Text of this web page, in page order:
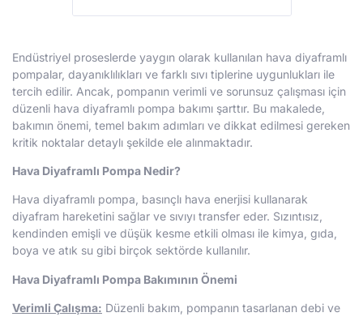
Endüstriyel proseslerde yaygın olarak kullanılan hava diyaframlı
pompalar, dayanıklılıkları ve farklı sıvı tiplerine uygunlukları ile
tercih edilir. Ancak, pompanın verimli ve sorunsuz çalışması için
düzenli hava diyaframlı pompa bakımı şarttır. Bu makalede,
bakımın önemi, temel bakım adımları ve dikkat edilmesi gereken
kritik noktalar detaylı şekilde ele alınmaktadır.
Hava Diyaframlı Pompa Nedir?
Hava diyaframlı pompa, basınçlı hava enerjisi kullanarak
diyafram hareketini sağlar ve sıvıyı transfer eder. Sızıntısız,
kendinden emişli ve düşük kesme etkili olması ile kimya, gıda,
boya ve atık su gibi birçok sektörde kullanılır.
Hava Diyaframlı Pompa Bakımının Önemi
Verimli Çalışma: Düzenli bakım, pompanın tasarlanan debi ve